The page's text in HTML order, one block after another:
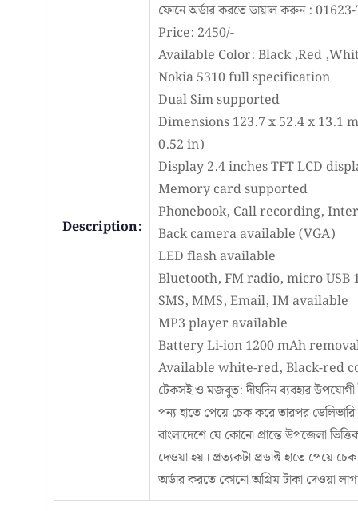
Description:
ফোনে অর্ডার করতে ডায়াল করুন :
Price: 2450/-
Available Color: Black ,Red
Nokia 5310 full specification
Dual Sim supported
Dimensions 123.7 x 52.4 x 13.1
0.52 in)
Display 2.4 inches TFT LCD
Memory card supported
Phonebook, Call recording,
Back camera available (VGA)
LED flash available
Bluetooth, FM radio, micro USB
SMS, MMS, Email, IM available
MP3 player available
Battery Li-ion 1200 mAh
Available white-red, Black-red
টেকসই ও মজবুত: দীর্ঘদিন ব্যবহার উপযোগী
পন্য হাতে পেয়ে চেক করে তারপর
বাংলাদেশে যে কোনো প্রান্তে উপজেলা
দেওয়া হয়। প্রত্যকটা প্রডাক্ট হাতে পেয়ে
অর্ডার করতে কোনো অগ্রিম টাকা দেওয়া